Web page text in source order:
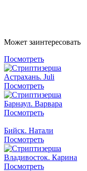
Может заинтересовать
Посмотреть
Астрахань. Juli
Посмотреть
Барнаул. Варвара
Посмотреть
Бийск. Натали
Посмотреть
Владивосток. Карина
Посмотреть